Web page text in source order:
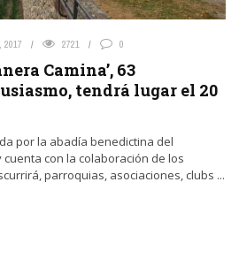
2017 2721 0
Camina’, 63
tendrá lugar el 20
por la abadía benedictina del
con la colaboración de los
parroquias, asociaciones, clubs ...